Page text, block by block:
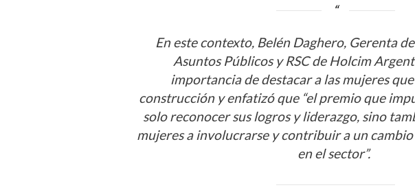
En este contexto, Belén Daghero, Gerenta
Asuntos Públicos y RSC de Holcim
importancia de destacar a las mujeres
construcción y enfatizó que “el premio que
solo reconocer sus logros y liderazgo, sino
mujeres a involucrarse y contribuir a un
en el sector”.